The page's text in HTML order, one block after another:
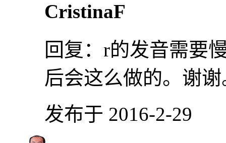
CristinaF
回复： r的发音需要
后会这么做的。谢
发布于 2016-2-29